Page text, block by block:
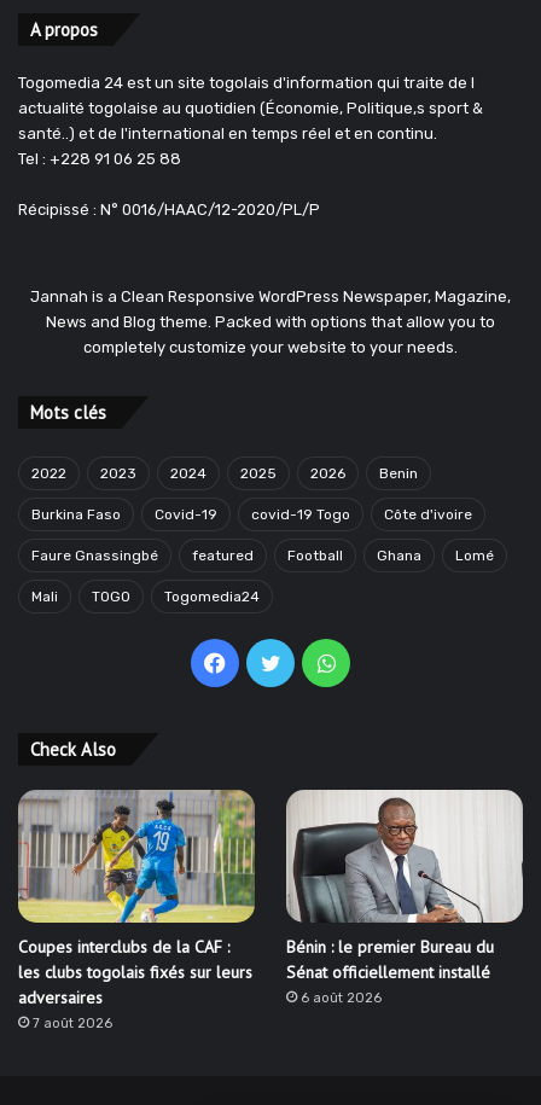
A propos
Togomedia 24 est un site togolais d'information qui traite de l
actualité togolaise au quotidien (Économie, Politique,s sport &
santé..) et de l'international en temps réel et en continu.
Tel : +228 91 06 25 88
Récipissé : N° 0016/HAAC/12-2020/PL/P
Jannah is a Clean Responsive WordPress Newspaper, Magazine,
News and Blog theme. Packed with options that allow you to
completely customize your website to your needs.
Mots clés
2022 2023 2024 2025 2026 Benin
Burkina Faso Covid-19 covid-19 Togo Côte d'ivoire
Faure Gnassingbé featured Football Ghana Lomé
Mali TOGO Togomedia24
Facebook
TwitterWhatsApp
Check Also
Coupes interclubs de la CAF :
les clubs togolais fixés sur leurs
adversaires
7 août 2026
Bénin : le premier Bureau du
Sénat officiellement installé
6 août 2026